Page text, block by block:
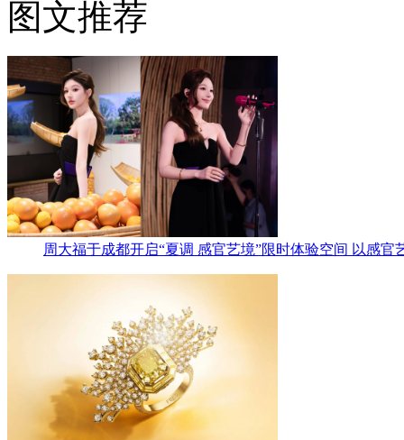
图文推荐
周大福于成都开启“夏调 感官艺境”限时体验空间 以感官